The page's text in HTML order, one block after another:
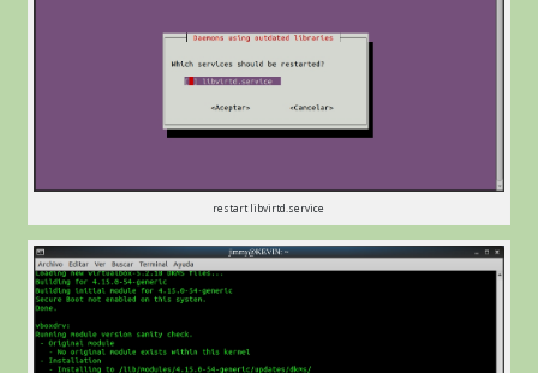
restart libvirtd.service